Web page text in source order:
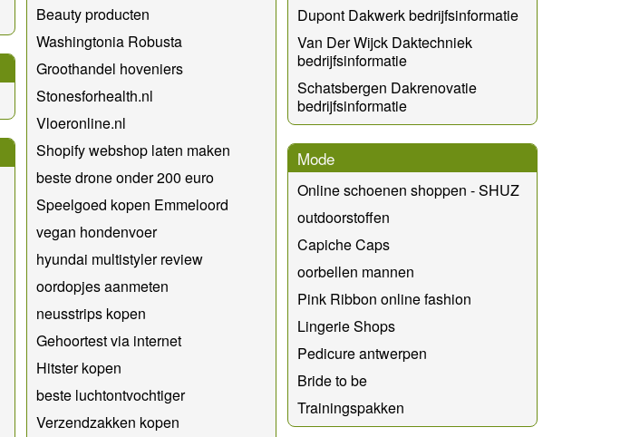
Beauty producten
Washingtonia Robusta
Groothandel hoveniers
Stonesforhealth.nl
Vloeronline.nl
Shopify webshop laten maken
beste drone onder 200 euro
Speelgoed kopen Emmeloord
vegan hondenvoer
hyundai multistyler review
oordopjes aanmeten
neusstrips kopen
Gehoortest via internet
Hitster kopen
beste luchtontvochtiger
Verzendzakken kopen
Dupont Dakwerk bedrijfsinformatie
Van Der Wijck Daktechniek
bedrijfsinformatie
Schatsbergen Dakrenovatie
bedrijfsinformatie
Mode
Online schoenen shoppen - SHUZ
outdoorstoffen
Capiche Caps
oorbellen mannen
Pink Ribbon online fashion
Lingerie Shops
Pedicure antwerpen
Bride to be
Trainingspakken